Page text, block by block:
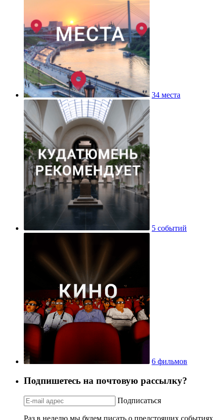
34 места
5 событий
6 фильмов
Подпишетесь на почтовую рассылку?
Подписаться
Раз в неделю мы будем писать о предстоящих событиях